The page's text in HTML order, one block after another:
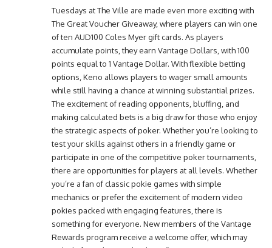
Tuesdays at The Ville are made even more exciting with
The Great Voucher Giveaway, where players can win one
of ten AUD100 Coles Myer gift cards. As players
accumulate points, they earn Vantage Dollars, with 100
points equal to 1 Vantage Dollar. With flexible betting
options, Keno allows players to wager small amounts
while still having a chance at winning substantial prizes.
The excitement of reading opponents, bluffing, and
making calculated bets is a big draw for those who enjoy
the strategic aspects of poker. Whether you’re looking to
test your skills against others in a friendly game or
participate in one of the competitive poker tournaments,
there are opportunities for players at all levels. Whether
you’re a fan of classic pokie games with simple
mechanics or prefer the excitement of modern video
pokies packed with engaging features, there is
something for everyone. New members of the Vantage
Rewards program receive a welcome offer, which may